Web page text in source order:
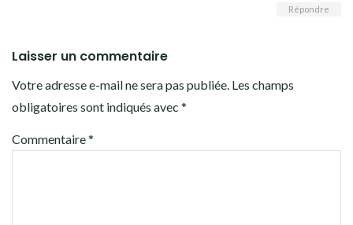
Répondre
Laisser un commentaire
Votre adresse e-mail ne sera pas publiée. Les champs
obligatoires sont indiqués avec *
Commentaire*